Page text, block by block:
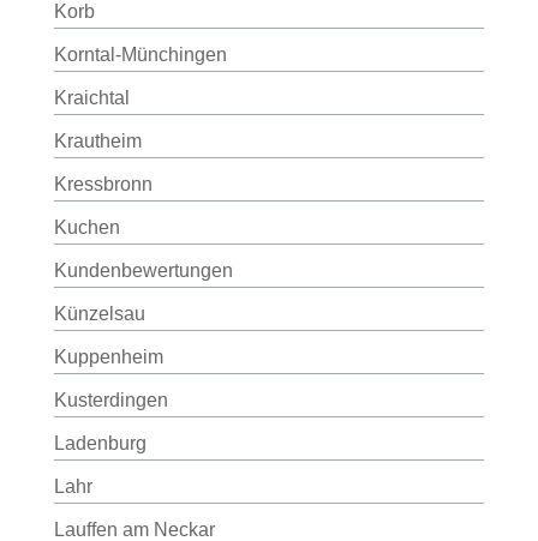
Korb
Korntal-Münchingen
Kraichtal
Krautheim
Kressbronn
Kuchen
Kundenbewertungen
Künzelsau
Kuppenheim
Kusterdingen
Ladenburg
Lahr
Lauffen am Neckar